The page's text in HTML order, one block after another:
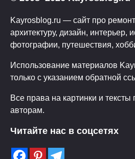
Kayrosblog.ru — сайт про
архитектуру, дизайн, интерьер,
фотографии, путешествия,
Использование материалов
только с указанием обратной
Все права на картинки и
авторам.
Читайте нас в соцсетях